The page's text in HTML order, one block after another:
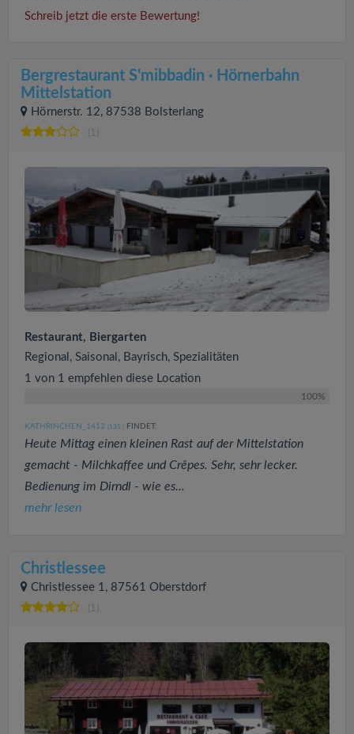
Schreib jetzt die erste Bewertung!
Bergrestaurant S'mibbadin · Hörnerbahn
Mittelstation
Hörnerstr. 12, 87538 Bolsterlang
(1)
Restaurant, Biergarten
Regional, Saisonal, Bayrisch, Spezialitäten
1 von 1 empfehlen diese Location
100%
KATHRINCHEN_1412 (135 ) FINDET:
Heute Mittag einen kleinen Rast auf der Mittelstation
gemacht - Milchkaffee und Crêpes. Sehr, sehr lecker.
Bedienung im Dirndl - wie es...
mehr lesen
Christlessee
Christlessee 1, 87561 Oberstdorf